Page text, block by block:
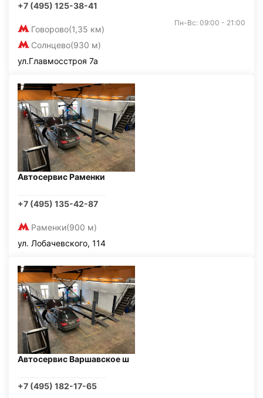
+7 (495) 125-38-41
Говорово(1,35 км)
Солнцево(930 м)
Пн-Вс: 09:00 - 21:00
ул.Главмосстроя 7а
Автосервис Раменки
+7 (495) 135-42-87
Раменки(900 м)
ул. Лобачевского, 114
Автосервис Варшавское ш
+7 (495) 182-17-65